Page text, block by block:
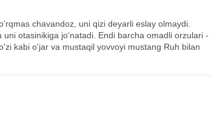
chavandoz, uni qizi deyarli eslay olmaydi.
otasinikiga jo‘natadi. Endi barcha omadli orzulari -
kabi o'jar va mustaqil yovvoyi mustang Ruh bilan